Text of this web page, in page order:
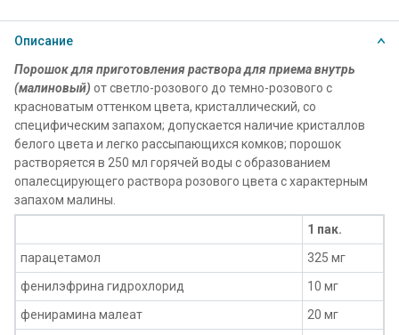
Описание
Порошок для приготовления раствора для приема внутрь
(малиновый) от светло-розового до темно-розового с
красноватым оттенком цвета, кристаллический, со
специфическим запахом; допускается наличие кристаллов
белого цвета и легко рассыпающихся комков; порошок
растворяется в 250 мл горячей воды с образованием
опалесцирующего раствора розового цвета с характерным
запахом малины.
1 пак.
парацетамол
325 мг
фенилэфрина гидрохлорид
10 мг
фенирамина малеат
20 мг